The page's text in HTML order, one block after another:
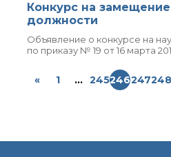
Конкурс на
должности
Объявление о конкурсе на
по приказу № 19 от 16 марта
« 1 ... 245246247248